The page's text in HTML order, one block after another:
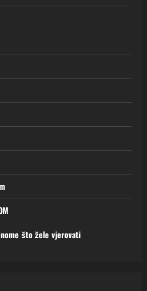
što žele vjerovati